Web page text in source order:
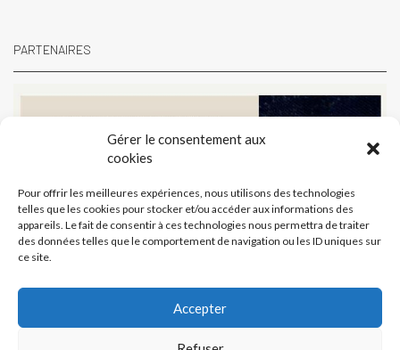
Gérer le consentement aux
cookies
Pour offrir les meilleures expériences, nous utilisons des technologies
telles que les cookies pour stocker et/ou accéder aux informations des
appareils. Le fait de consentir à ces technologies nous permettra de traiter
des données telles que le comportement de navigation ou les ID uniques sur
ce site.
Accepter
PARTENAIRES